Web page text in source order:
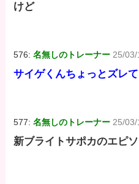
けど
576:名無しのトレーナー 25/
サイゲくんちょっとズレ
577:名無しのトレーナー 25/
新ブライトサポカのエピ